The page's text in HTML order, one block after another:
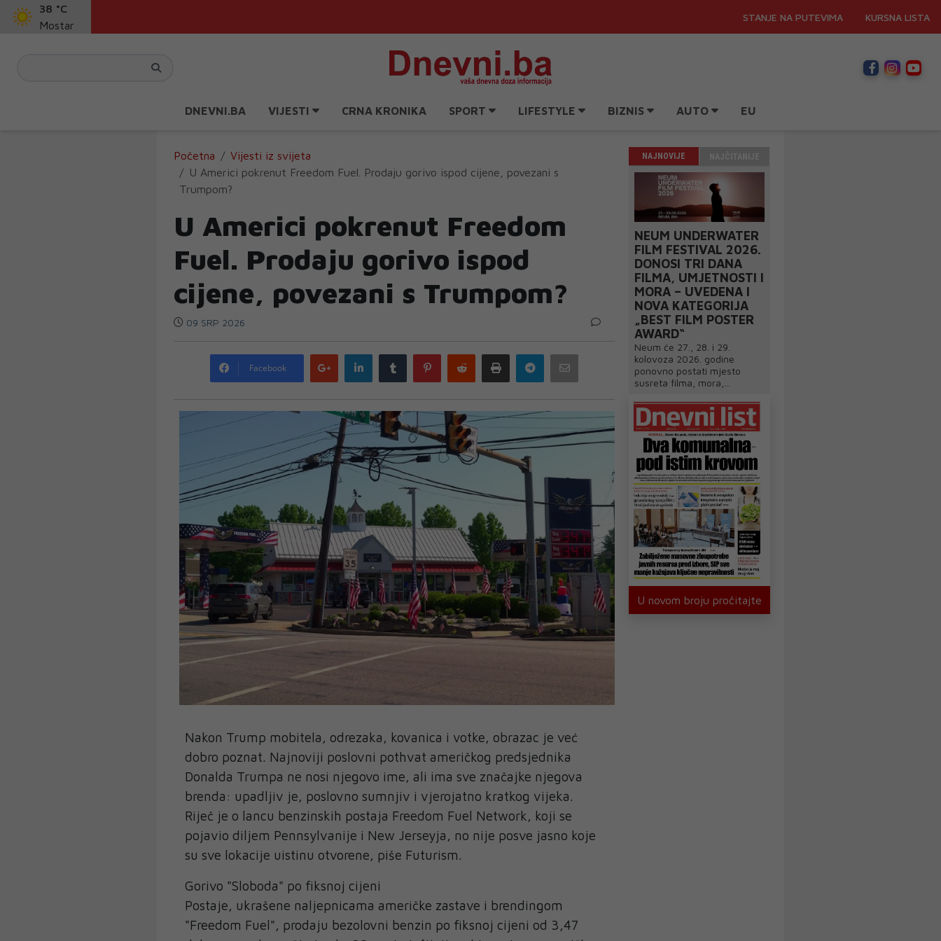
38 °C
Mostar
STANJE NA PUTEVIMA KURSNA LISTA
DNEVNI.BA VIJESTI CRNA KRONIKA SPORT LIFESTYLE BIZNIS AUTO EU
Početna
Vijesti iz svijeta
U Americi pokrenut Freedom Fuel. Prodaju gorivo ispod cijene, povezani s
Trumpom?
U Americi pokrenut Freedom
Fuel. Prodaju gorivo ispod
cijene, povezani s Trumpom?
09 SRP 2026
Facebook
Google
plus
LinkedIn Tumblr PinterestReddit Print Telegram
Nakon Trump mobitela, odrezaka, kovanica i votke, obrazac je već
dobro poznat. Najnoviji poslovni pothvat američkog predsjednika
Donalda Trumpa ne nosi njegovo ime, ali ima sve značajke njegova
brenda: upadljiv je, poslovno sumnjiv i vjerojatno kratkog vijeka.
Riječ je o lancu benzinskih postaja Freedom Fuel Network, koji se
pojavio diljem Pennsylvanije i New Jerseyja, no nije posve jasno koje
su sve lokacije uistinu otvorene, piše Futurism.
Gorivo "Sloboda" po fiksnoj cijeni
Postaje, ukrašene naljepnicama američke zastave i brendingom
"Freedom Fuel", prodaju bezolovni benzin po fiksnoj cijeni od 3,47
NAJNOVIJE
NEUM UNDERWATER
FILM FESTIVAL 2026.
DONOSI TRI DANA
FILMA, UMJETNOSTI I
MORA – UVEDENA I
NOVA KATEGORIJA
„BEST FILM POSTER
AWARD“
Neum će 27., 28. i 29.
kolovoza 2026. godine
ponovno postati mjesto
susreta filma, mora,...
U novom broju pročitajte